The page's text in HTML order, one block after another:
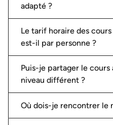
adapté ?
Le tarif horaire des
est-il par personne ?
Puis-je partager le cours
niveau différent ?
Où dois-je rencontrer le